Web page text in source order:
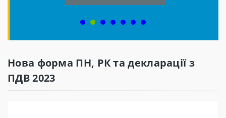
Нова форма ПН, РК та декларації з
ПДВ 2023